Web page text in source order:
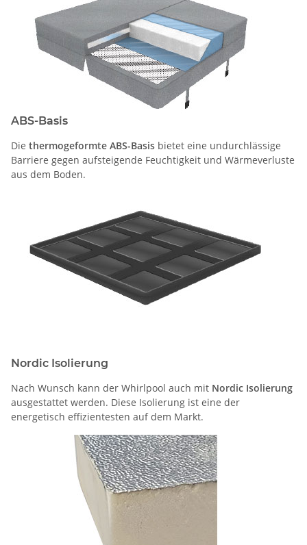
ABS-Basis
Die thermogeformte ABS-Basis bietet eine undurchlässige
Barriere gegen aufsteigende Feuchtigkeit und Wärmeverluste
aus dem Boden.
Nordic Isolierung
Nach Wunsch kann der Whirlpool auch mit Nordic Isolierung
ausgestattet werden. Diese Isolierung ist eine der
energetisch effizientesten auf dem Markt.